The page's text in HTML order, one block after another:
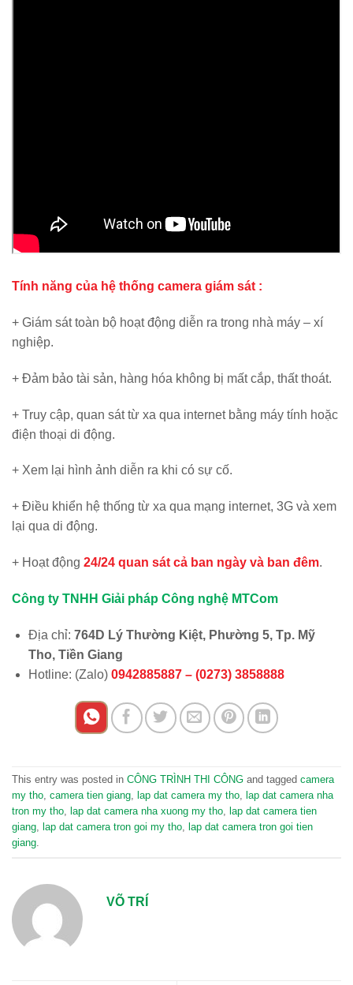
Tính năng của hệ thống camera giám sát :
+ Giám sát toàn bộ hoạt động diễn ra trong nhà máy – xí
nghiệp.
+ Đảm bảo tài sản, hàng hóa không bị mất cắp, thất thoát.
+ Truy cập, quan sát từ xa qua internet bằng máy tính hoặc
điện thoại di động.
+ Xem lại hình ảnh diễn ra khi có sự cố.
+ Điều khiển hệ thống từ xa qua mạng internet, 3G và xem
lại qua di động.
+ Hoạt động 24/24 quan sát cả ban ngày và ban đêm.
Công ty TNHH Giải pháp Công nghệ MTCom
Địa chỉ: 764D Lý Thường Kiệt, Phường 5, Tp. Mỹ
Tho, Tiền Giang
Hotline: (Zalo) 0942885887 – (0273) 3858888
This entry was posted in CÔNG TRÌNH THI CÔNG and tagged camera
my tho, camera tien giang, lap dat camera my tho, lap dat camera nha
tron my tho, lap dat camera nha xuong my tho, lap dat camera tien
giang, lap dat camera tron goi my tho, lap dat camera tron goi tien
giang.
VÕ TRÍ